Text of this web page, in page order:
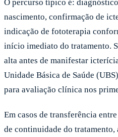
O percurso típico é:
nascimento, confirmação de
indicação de fototerapia
início imediato do tratamento.
alta antes de manifestar
Unidade Básica de Saúde
para avaliação clínica nos
Em casos de transferência
de continuidade do tratamento,